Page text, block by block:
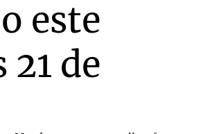
este
21 de